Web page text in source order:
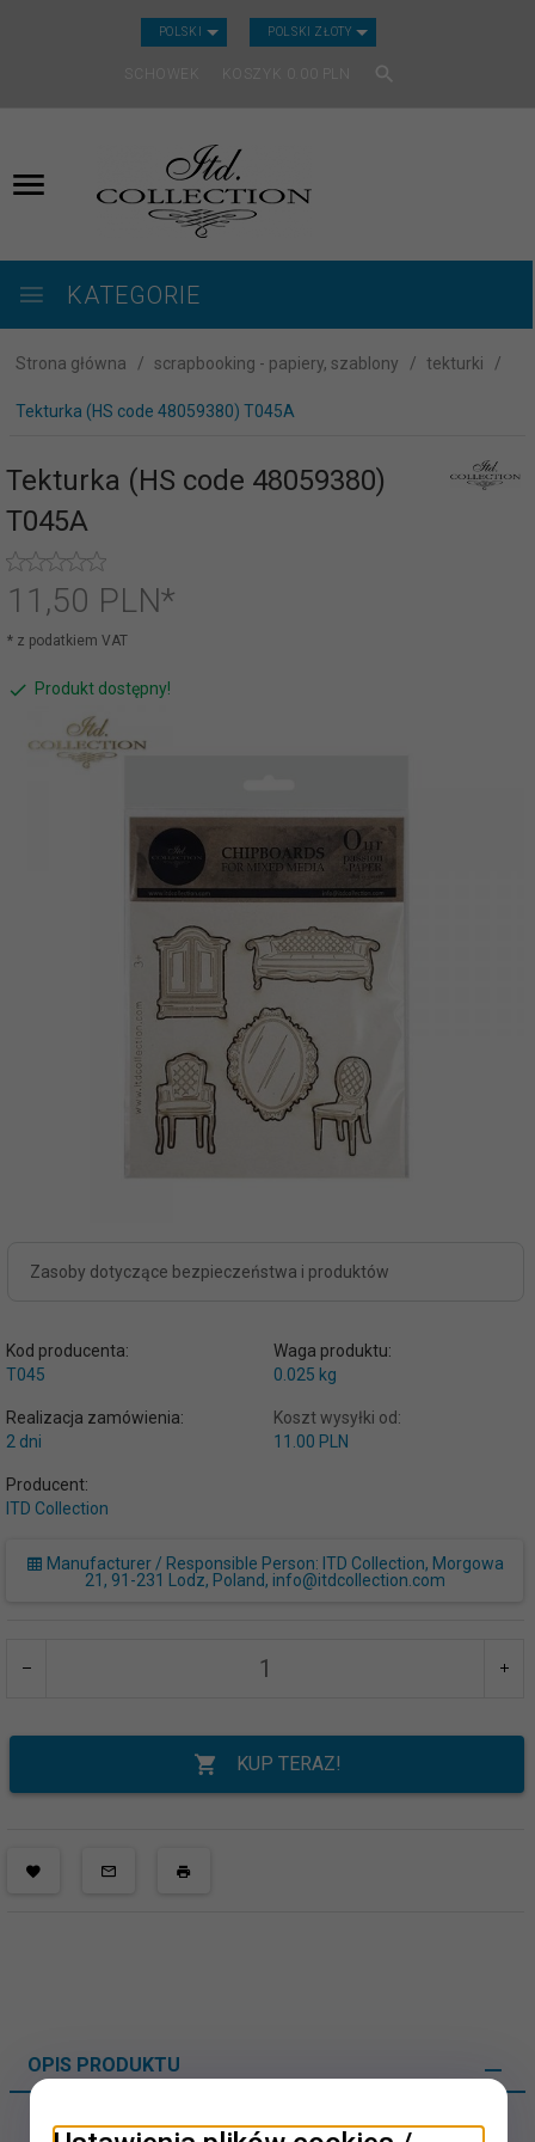
POLSKI CURRENCY_H
POLSKI ZŁOTY
SCHOWEK KOSZYK
KATEGORIE
Strona główna scrapbooking - papiery, szablony tekturki
Tekturka (HS code 48059380) T045A
Tekturka (HS code 48059380)
T045A
11,50 PLN*
* z podatkiem VAT
Produkt dostępny!
Zasoby dotyczące bezpieczeństwa i produktów
Kod producenta:
T045
Waga produktu:
0.025 kg
Realizacja zamówienia:
2 dni
Koszt wysyłki od:
11.00 PLN
Producent:
ITD Collection
Manufacturer / Responsible Person: ITD Collection, Morgowa
21, 91-231 Lodz, Poland, info@itdcollection.com
KUP TERAZ!
OPIS PRODUKTU